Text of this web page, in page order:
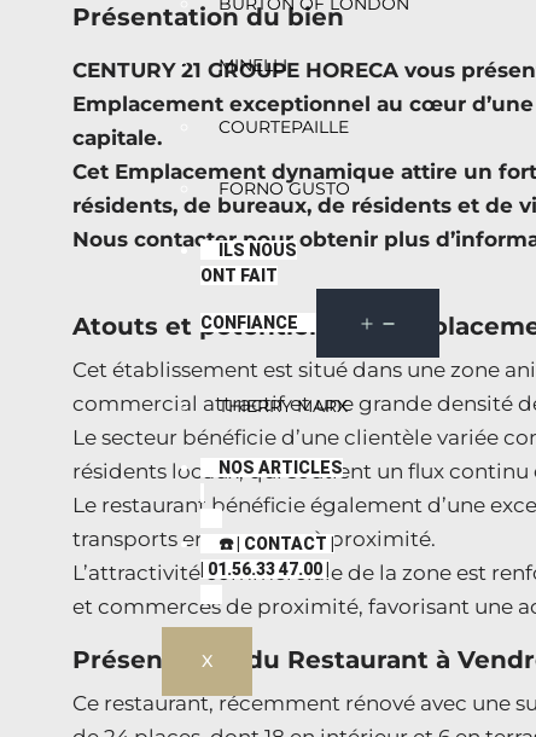
MINELLI
COURTEPAILLE
FORNO GUSTO
ILS NOUS
ONT FAIT
CONFIANCE
THIERRY MARX
NOS ARTICLES
☎️ | CONTACT |
| 01.56.33 47.00 |
X
Présentation du bien
CENTURY 21 GROUPE HORECA vous
Emplacement exceptionnel au cœur
capitale.
Cet Emplacement dynamique attire un
résidents, de bureaux, de résidents et de
Nous contacter pour obtenir plus
Atouts et potentiels de
Cet établissement est situé dans une zone
commercial attractif et une grande densité
Le secteur bénéficie d’une clientèle variée
résidents locaux, qui soutient un flux
Le restaurant bénéficie également d’une
transports en commun à proximité.
L’attractivité commerciale de la zone est
et commerces de proximité, favorisant une
Présentation du Restaurant à
Ce restaurant, récemment rénové avec une